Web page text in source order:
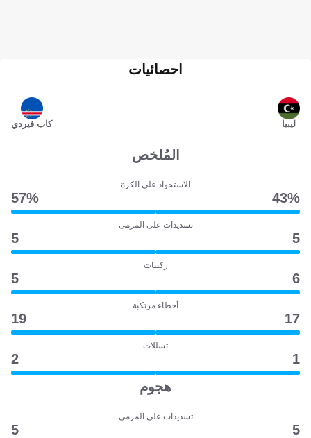
ليبيا
احصائيات
كاب فيردي
المُلخص
الاستحواذ على الكرة
43‎%‎
57‎%‎
تسديدات على المرمى
5
5
ركنيات
6
5
أخطاء مرتكبة
17
19
تسللات
1
2
هجوم
تسديدات على المرمى
5
5